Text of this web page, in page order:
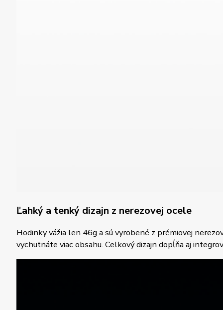
Ľahký a tenký dizajn z nerezovej ocele
Hodinky vážia len 46g a sú vyrobené z prémiovej
vychutnáte viac obsahu. Celkový dizajn dopĺňa aj